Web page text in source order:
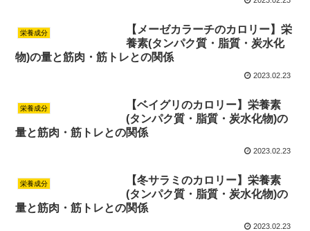
栄養成分
【メーゼカラーチのカロリー】栄
養素(タンパク質・脂質・炭水化
物)の量と筋肉・筋トレとの関係
2023.02.23
栄養成分
【ベイグリのカロリー】栄養素
(タンパク質・脂質・炭水化物)の
量と筋肉・筋トレとの関係
2023.02.23
栄養成分
【冬サラミのカロリー】栄養素
(タンパク質・脂質・炭水化物)の
量と筋肉・筋トレとの関係
2023.02.23